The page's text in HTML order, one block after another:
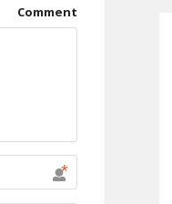
Comment
*